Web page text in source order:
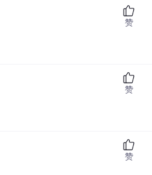
赞
赞
赞